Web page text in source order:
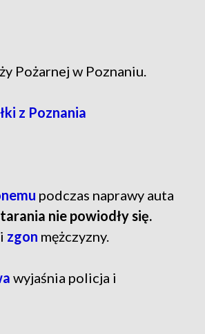
Pożarnej w Poznaniu.
z Poznania
podczas naprawy auta
nie powiodły się.
zgon mężczyzny.
wyjaśnia policja i